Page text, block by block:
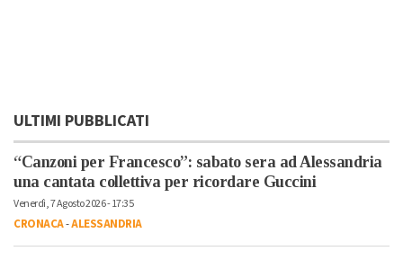
ULTIMI PUBBLICATI
“Canzoni per Francesco”: sabato sera ad Alessandria
una cantata collettiva per ricordare Guccini
Venerdì, 7 Agosto 2026 - 17:35
CRONACA-ALESSANDRIA